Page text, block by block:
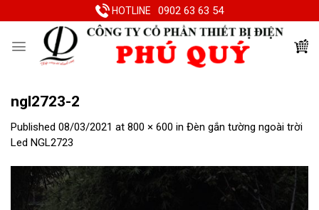
to
HOTLINE 0902 63 63 54
ngl2723-2
Published 08/03/2021 at 800 × 600 in Đèn gắn tường ngoài trời
Led NGL2723